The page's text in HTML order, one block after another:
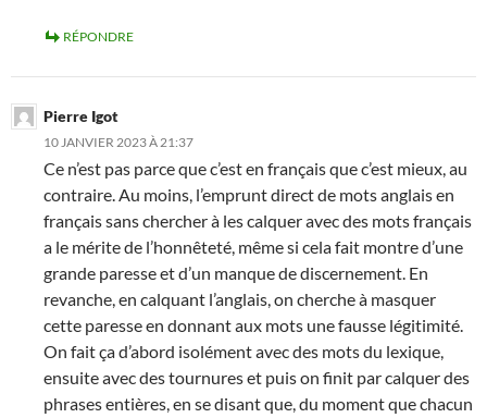
RÉPONDRE
Pierre Igot
10 JANVIER 2023 À 21:37
Ce n’est pas parce que c’est en français que c’est mieux, au
contraire. Au moins, l’emprunt direct de mots anglais en
français sans chercher à les calquer avec des mots français
a le mérite de l’honnêteté, même si cela fait montre d’une
grande paresse et d’un manque de discernement. En
revanche, en calquant l’anglais, on cherche à masquer
cette paresse en donnant aux mots une fausse légitimité.
On fait ça d’abord isolément avec des mots du lexique,
ensuite avec des tournures et puis on finit par calquer des
phrases entières, en se disant que, du moment que chacun